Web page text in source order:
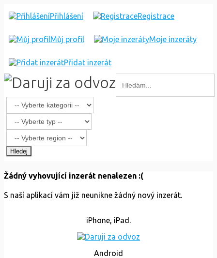
Přihlášení Registrace
Můj profil Moje inzeráty
Přidat inzerát
Hledej
Žádný vyhovující inzerát nenalezen :(
S naší aplikací vám již neunikne žádný nový inzerát.
iPhone, iPad.
Android